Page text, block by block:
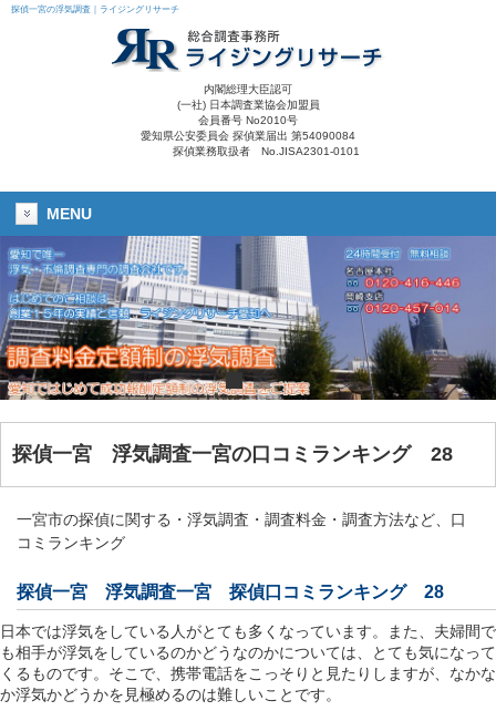
探偵一宮の浮気調査｜ライジングリサーチ
内閣総理大臣認可
(一社) 日本調査業協会加盟員
会員番号 No2010号
愛知県公安委員会 探偵業届出 第54090084
探偵業務取扱者 No.JISA2301-0101
MENU
探偵一宮 浮気調査一宮の口コミランキング 28
一宮市の探偵に関する・浮気調査・調査料金・調査方法など、口
コミランキング
探偵一宮 浮気調査一宮 探偵口コミランキング 28
日本では浮気をしている人がとても多くなっています。また、夫婦間で
も相手が浮気をしているのかどうなのかについては、とても気になって
くるものです。そこで、携帯電話をこっそりと見たりしますが、なかな
か浮気かどうかを見極めるのは難しいことです。